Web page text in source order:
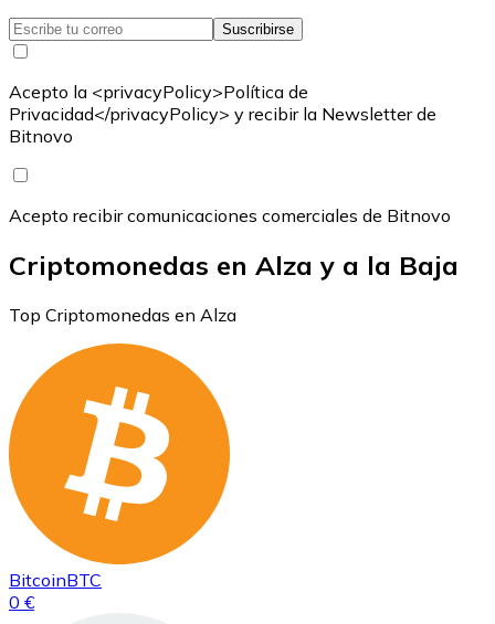
Suscribirse
Acepto la <privacyPolicy>Política de
Privacidad</privacyPolicy> y recibir la Newsletter de
Bitnovo
Acepto recibir comunicaciones comerciales de Bitnovo
Criptomonedas en Alza y a la Baja
Top Criptomonedas en Alza
BitcoinBTC
0 €